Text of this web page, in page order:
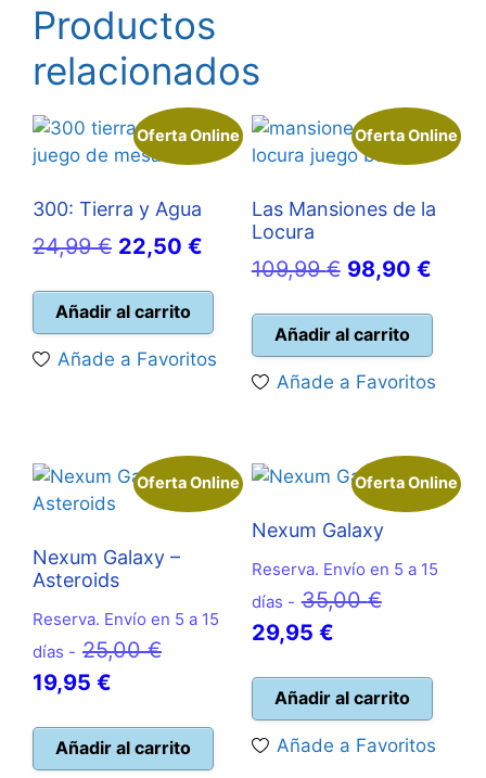
Productos
relacionados
Oferta Online
300: Tierra y Agua
24,99€ El
original
era:
24,99 €.
22,50 €
precio
actual
es:
22,50 €.
Añadir al carrito
Añade a Favoritos
Oferta Online
Las Mansiones de la
Locura
109,99€ El
original
era:
109,99 €.
98,90 €El
es:
Añadir al carrito
Añade a Favoritos
Oferta Online
Nexum Galaxy –
Asteroids
Reserva. Envío en 5 a 15
días - 25,00€El
era:
19,95 €
actual
Añadir al carrito
Oferta Online
Nexum Galaxy
Reserva. Envío en 5 a 15
días - 35,00€El
era:
35,00 €.
29,95 €El
actual
es:
29,95 €.
Añadir al carrito
Añade a Favoritos